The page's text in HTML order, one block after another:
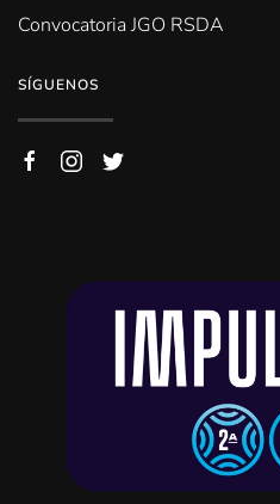
Convocatoria JGO RSDA
SÍGUENOS